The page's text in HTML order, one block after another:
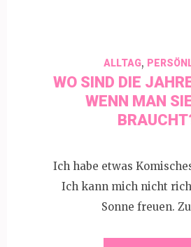
ALLTAG,
WO SIND DIE
WENN MAN
Ich habe etwas
Ich kann mich nicht
Sonne freuen.